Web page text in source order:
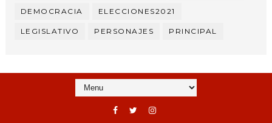
DEMOCRACIA ELECCIONES2021
LEGISLATIVO PERSONAJES PRINCIPAL